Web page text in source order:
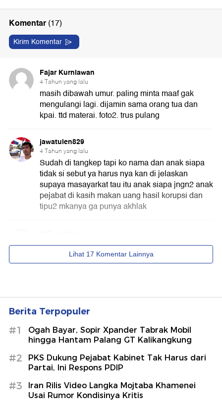
Berita Terpopuler
#1
Ogah Bayar, Sopir Xpander Tabrak Mobil
hingga Hantam Palang GT Kalikangkung
#2
PKS Dukung Pejabat Kabinet Tak Harus dari
Partai, Ini Respons PDIP
#3
Iran Rilis Video Langka Mojtaba Khamenei
Usai Rumor Kondisinya Kritis